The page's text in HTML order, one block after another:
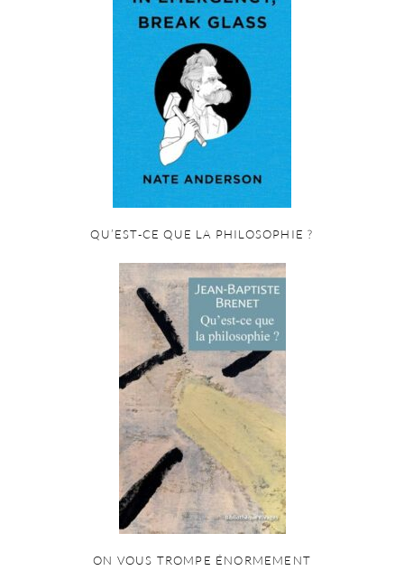
QU’EST-CE QUE LA PHILOSOPHIE ?
ON VOUS TROMPE ÉNORMEMENT